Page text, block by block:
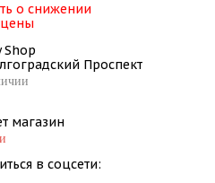
о снижении
цены
Shop
Проспект
магазин
в соцсети: